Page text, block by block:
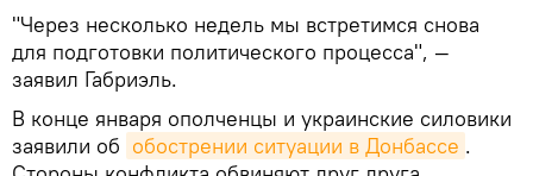
"Через несколько недель мы встретимся снова
для подготовки политического процесса", —
заявил Габриэль.
В конце января ополченцы и украинские силовики
заявили об обострении ситуации в Донбассе .